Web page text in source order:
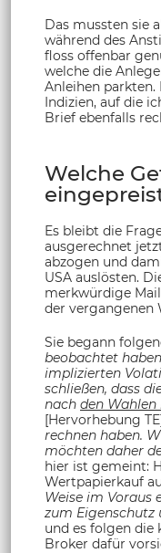
Das mussten sie
während des
floss offenbar
welche die
Anleihen parkten.
Indizien, auf die
Brief ebenfalls
Welche
Es bleibt die
ausgerechnet
abzogen und
USA auslösten.
merkwürdige
der vergangenen
Sie begann
beobachtet
implizierten
schließen, dass
nach den
[Hervorhebung
rechnen haben.
möchten daher
hier ist gemeint:
Wertpapierkauf
Weise im Voraus
zum Eigenschutz
und es folgen die
Broker dafür